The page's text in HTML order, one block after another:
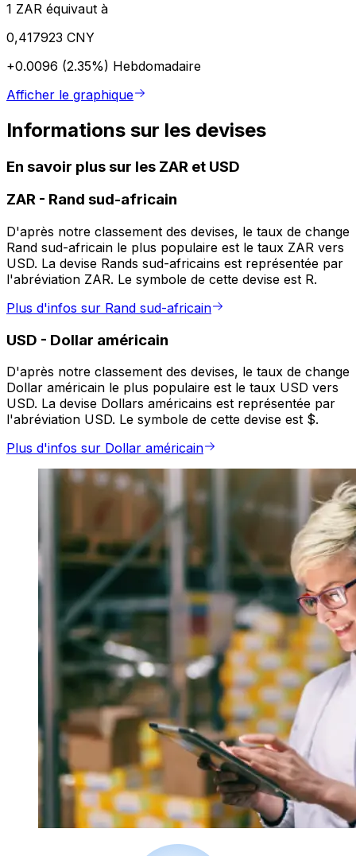
1 ZAR équivaut à
0,417923 CNY
+0.0096 (2.35%) Hebdomadaire
Afficher le graphique
Informations sur les devises
En savoir plus sur les ZAR et USD
ZAR - Rand sud-africain
D'après notre classement des devises, le taux de change
Rand sud-africain le plus populaire est le taux ZAR vers
USD. La devise Rands sud-africains est représentée par
l'abréviation ZAR. Le symbole de cette devise est R.
Plus d'infos sur Rand sud-africain
USD - Dollar américain
D'après notre classement des devises, le taux de change
Dollar américain le plus populaire est le taux USD vers
USD. La devise Dollars américains est représentée par
l'abréviation USD. Le symbole de cette devise est $.
Plus d'infos sur Dollar américain